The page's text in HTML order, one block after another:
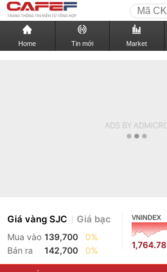
Home Tin mới Market
Giá vàng SJC Giá bạc
Mua vào 139,700
0%
Bán ra
142,700 0%
VNINDEX
1,764.78